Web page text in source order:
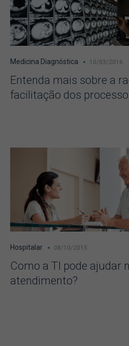
Medicina Diagnóstica 10/03/2016
Entenda mais sobre a
facilitação dos
Hospitalar 08/10/2015
Como a TI pode ajudar
atendimento?